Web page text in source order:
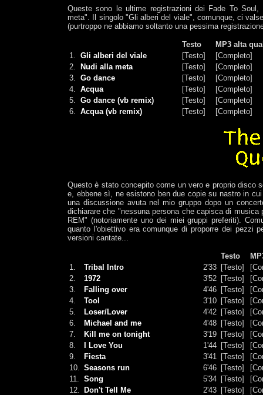
Queste sono le ultime registrazioni dei Fade To
meta". Il singolo "Gli alberi del viale", comunque, ci
(purtroppo ne abbiamo soltanto una pessima
Testo
MP3 alta
1. Gli alberi del viale [Testo]
[Completo]
2.
Nudi alla meta [Testo]
[Completo]
3. Go dance [Testo]
[Completo]
4. Acqua [Testo]
[Completo]
5. Go dance (vb remix) [Testo]
[Completo]
6. Acqua (vb remix) [Testo] [Completo]
Questo è stato concepito come un vero e proprio disco
e, ebbene sì, ne esistono ben due copie su nastro in
una discussione avuta nel mio gruppo dopo un
dichiarare che "nessuna persona che capisca di
REM" (notoriamente uno dei miei gruppi preferiti).
quanto l'obiettivo era comunque di proporre dei pezzi
versioni cantate...
Testo
1.
Tribal Intro 2'33 [Testo]
2.
1972 3'52 [Testo]
3.
Falling over 4'46 [Testo]
4.
Tool 3'10 [Testo]
5.
Loser/Lover 4'42 [Testo]
6.
Michael and me 4'48 [Testo]
7.
Kill me on tonight 3'19 [Testo]
8.
I Love You 1'44 [Testo]
9.
Fiesta 3'41 [Testo]
10. Seasons run 6'46 [Testo]
11. Song 5'34 [Testo]
12.
Don't Tell Me 2'43 [Testo]